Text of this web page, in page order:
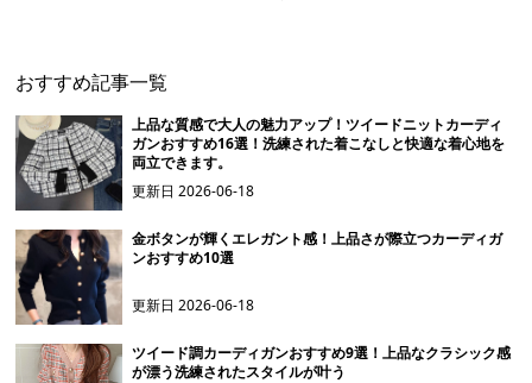
おすすめ記事一覧
上品な質感で大人の魅力アップ！ツイードニットカーディ
ガンおすすめ16選！洗練された着こなしと快適な着心地を
両立できます。
更新日2026-06-18
金ボタンが輝くエレガント感！上品さが際立つカーディガ
ンおすすめ10選
更新日2026-06-18
ツイード調カーディガンおすすめ9選！上品なクラシック感
が漂う洗練されたスタイルが叶う